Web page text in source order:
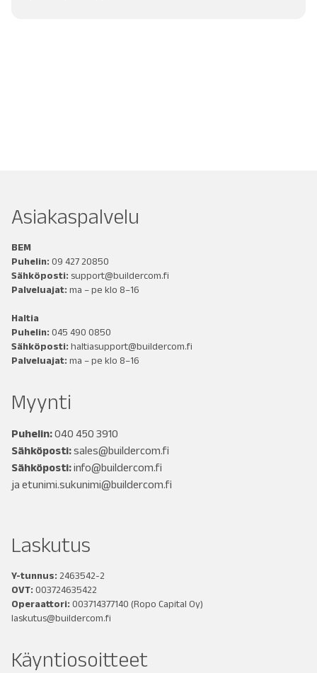
Asiakaspalvelu
BEM
Puhelin: 09 427 20850
Sähköposti: support@buildercom.fi
Palveluajat: ma – pe klo 8–16
Haltia
Puhelin: 045 490 0850
Sähköposti: haltiasupport@buildercom.fi
Palveluajat: ma – pe klo 8–16
Myynti
Puhelin:040 450 3910
Sähköposti:sales@buildercom.fi
Sähköposti:info@buildercom.fi
ja etunimi.sukunimi@buildercom.fi
Laskutus
Y-tunnus: 2463542-2
OVT: 003724635422
Operaattori: 003714377140 (Ropo Capital Oy)
laskutus@buildercom.fi
Käyntiosoitteet